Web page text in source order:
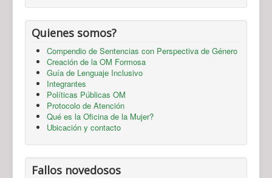
Quienes somos?
Compendio de Sentencias con Perspectiva de Género
Creación de la OM Formosa
Guía de Lenguaje Inclusivo
Integrantes
Políticas Públicas OM
Protocolo de Atención
Qué es la Oficina de la Mujer?
Ubicación y contacto
Fallos novedosos